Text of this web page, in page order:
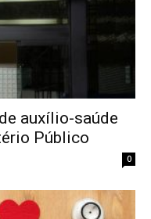
auxílio-saúde
Público
0